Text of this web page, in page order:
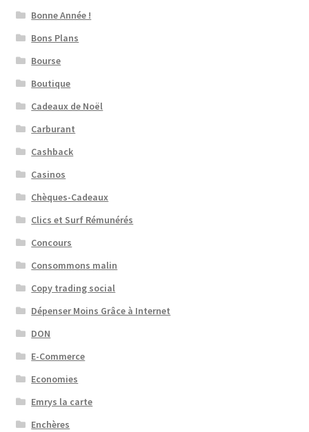
Bonne Année !
Bons Plans
Bourse
Boutique
Cadeaux de Noël
Carburant
Cashback
Casinos
Chèques-Cadeaux
Clics et Surf Rémunérés
Concours
Consommons malin
Copy trading social
Dépenser Moins Grâce à Internet
DON
E-Commerce
Economies
Emrys la carte
Enchères